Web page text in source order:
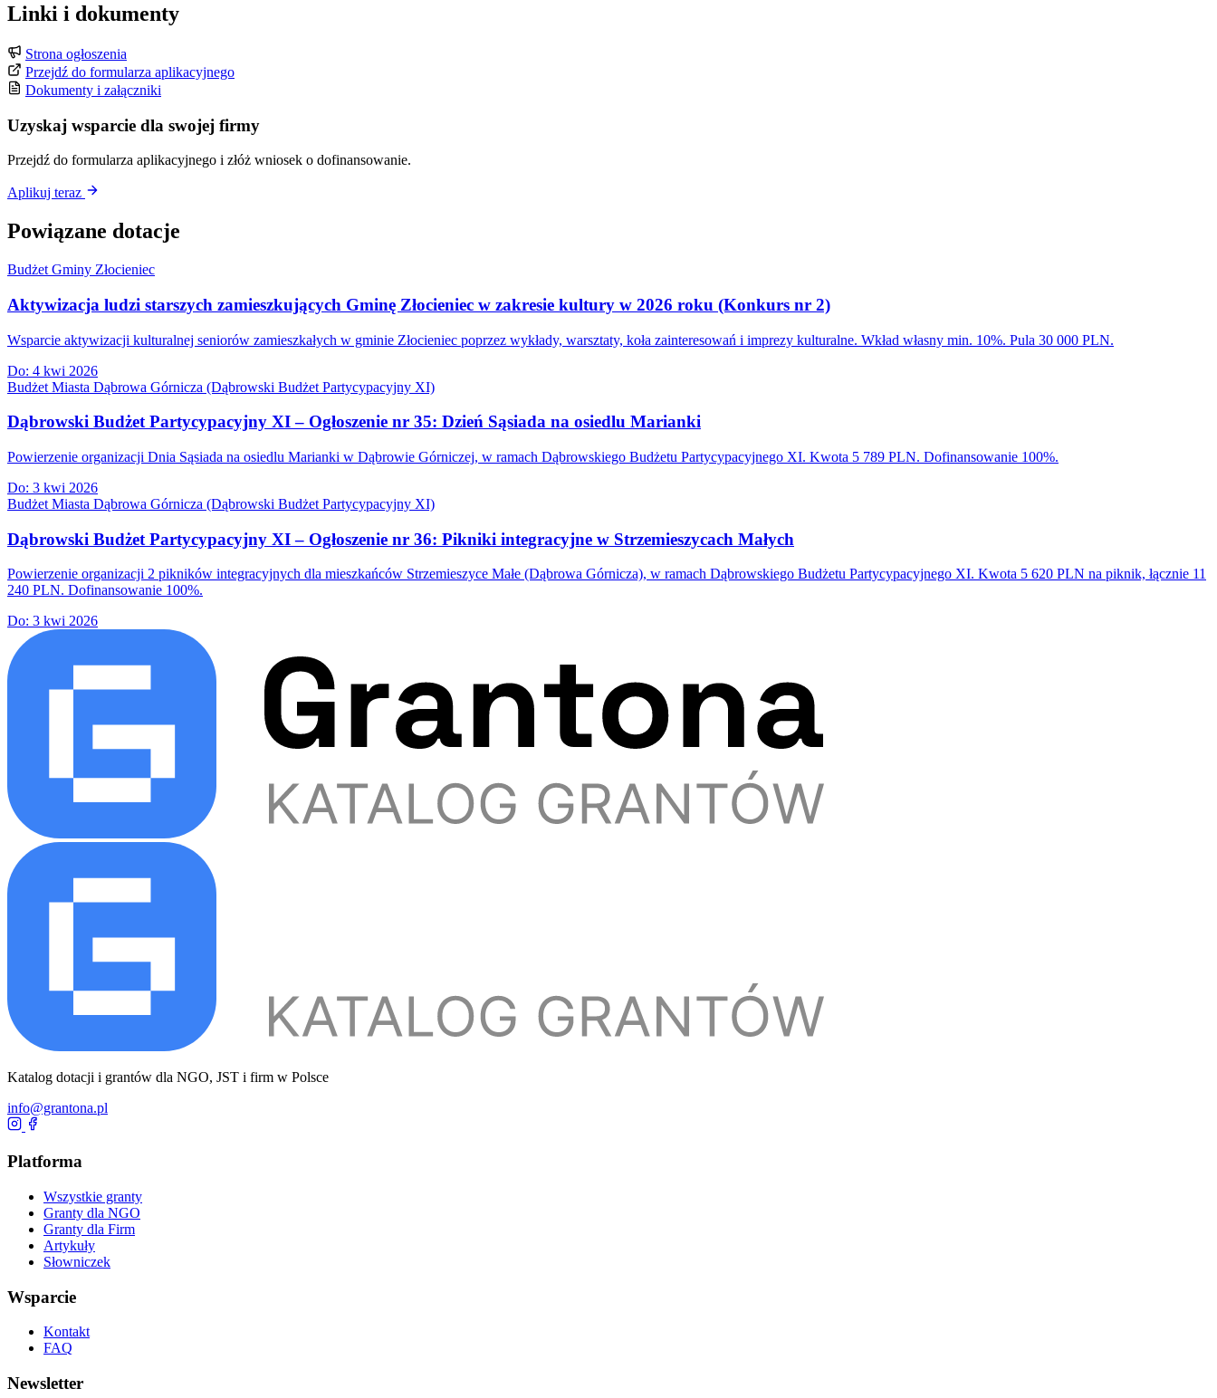
Linki i dokumenty
Strona ogłoszenia
Przejdź do formularza aplikacyjnego
Dokumenty i załączniki
Uzyskaj wsparcie dla swojej firmy
Przejdź do formularza aplikacyjnego i złóż wniosek o dofinansowanie.
Aplikuj teraz
Powiązane dotacje
Budżet Gminy Złocieniec
Aktywizacja ludzi starszych zamieszkujących Gminę Złocieniec w zakresie kultury w 2026 roku (Konkurs nr 2)
Wsparcie aktywizacji kulturalnej seniorów zamieszkałych w gminie Złocieniec poprzez wykłady, warsztaty, koła zainteresowań i imprezy kulturalne. Wkład własny min. 10%. Pula 30 000 PLN.
Do: 4 kwi 2026
Budżet Miasta Dąbrowa Górnicza (Dąbrowski Budżet Partycypacyjny XI)
Dąbrowski Budżet Partycypacyjny XI – Ogłoszenie nr 35: Dzień Sąsiada na osiedlu Marianki
Powierzenie organizacji Dnia Sąsiada na osiedlu Marianki w Dąbrowie Górniczej, w ramach Dąbrowskiego Budżetu Partycypacyjnego XI. Kwota 5 789 PLN. Dofinansowanie 100%.
Do: 3 kwi 2026
Budżet Miasta Dąbrowa Górnicza (Dąbrowski Budżet Partycypacyjny XI)
Dąbrowski Budżet Partycypacyjny XI – Ogłoszenie nr 36: Pikniki integracyjne w Strzemieszycach Małych
Powierzenie organizacji 2 pikników integracyjnych dla mieszkańców Strzemieszyce Małe (Dąbrowa Górnicza), w ramach Dąbrowskiego Budżetu Partycypacyjnego XI. Kwota 5 620 PLN na piknik, łącznie 11
240 PLN. Dofinansowanie 100%.
Do: 3 kwi 2026
Katalog dotacji i grantów dla NGO, JST i firm w Polsce
info@grantona.pl
Platforma
Wszystkie granty
Granty dla NGO
Granty dla Firm
Artykuły
Słowniczek
Wsparcie
Kontakt
FAQ
Newsletter